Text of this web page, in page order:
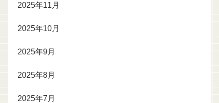
2025年11月
2025年10月
2025年9月
2025年8月
2025年7月